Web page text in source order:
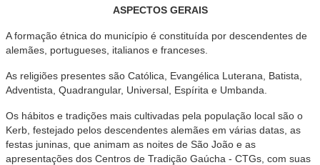
ASPECTOS GERAIS
A formação étnica do município é constituída por descendentes de
alemães, portugueses, italianos e franceses.
As religiões presentes são Católica, Evangélica Luterana, Batista,
Adventista, Quadrangular, Universal, Espírita e Umbanda.
Os hábitos e tradições mais cultivadas pela população local são o
Kerb, festejado pelos descendentes alemães em várias datas, as
festas juninas, que animam as noites de São João e as
apresentações dos Centros de Tradição Gaúcha - CTGs, com suas